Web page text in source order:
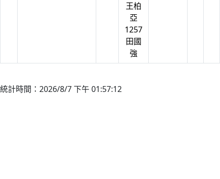
王柏
亞
1257
田國
強
統計時間：2026/8/7 下午 01:57:12